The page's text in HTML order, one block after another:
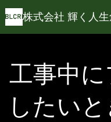
株式会社 輝く人
工事中
したい